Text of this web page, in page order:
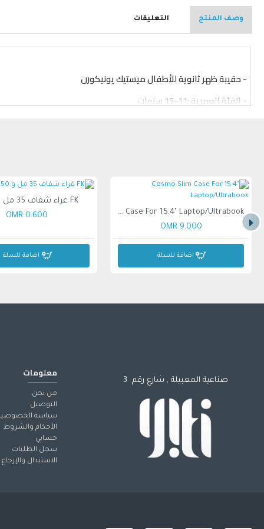
وصف المنتج التعليقات
-حقيبة ظهر ثانوية للأطفال ميستيك يونيكورن
-الفئة العمرية :11-15 سنوات
-الجنس: بنات
Cosmo Slim Case For 15.4" Laptop/Ultrabook
9.000 OMR
اضافة للسلة
FK غراء شفاف 35 مل و 50 مل
0.600 OMR
اضافة للسلة
صناعية المعبيلة , شارع رقم 3
معلومات
من نحن
التوصيل
سياسة
الأحكام والشروط
حسابي
سجل الطلبات
الاستبدال والإرجاع